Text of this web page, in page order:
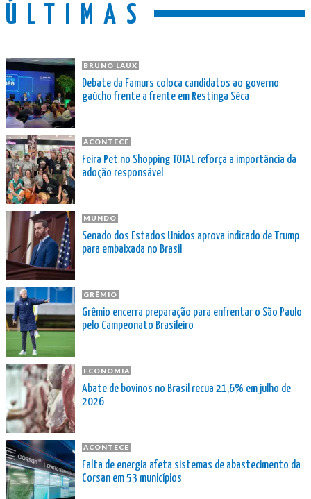
ÚLTIMAS
BRUNO LAUX
Debate da Famurs coloca candidatos ao governo
gaúcho frente a frente em Restinga Sêca
ACONTECE
Feira Pet no Shopping TOTAL reforça a importância da
adoção responsável
MUNDO
Senado dos Estados Unidos aprova indicado de Trump
para embaixada no Brasil
GRÊMIO
Grêmio encerra preparação para enfrentar o São Paulo
pelo Campeonato Brasileiro
ECONOMIA
Abate de bovinos no Brasil recua 21,6% em julho de
2026
ACONTECE
Falta de energia afeta sistemas de abastecimento da
Corsan em 53 municípios